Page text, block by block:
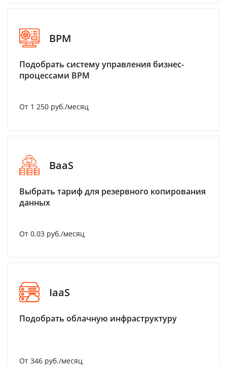
BPM
Подобрать систему управления бизнес-
процессами BPM
От 1 250 руб./месяц
BaaS
Выбрать тариф для резервного копирования
данных
От 0.03 руб./месяц
IaaS
Подобрать облачную инфраструктуру
От 346 руб./месяц